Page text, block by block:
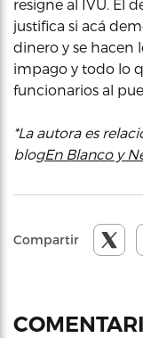
resigne al IVU. El
justifica si acá
dinero y se hacen
impago y todo lo
funcionarios al
*La autora es
blogEn Blanco y
Compartir